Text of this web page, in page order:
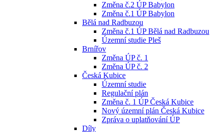
Změna č.2 ÚP Babylon
Změna č.1 ÚP Babylon
Bělá nad Radbuzou
Změna č.1 ÚP Bělá nad Radbuzou
Územní studie Pleš
Brnířov
Změna ÚP č. 1
Změna ÚP č. 2
Česká Kubice
Územní studie
Regulační plán
Změna č. 1 ÚP Česká Kubice
Nový územní plán Česká Kubice
Zpráva o uplatňování ÚP
Díly